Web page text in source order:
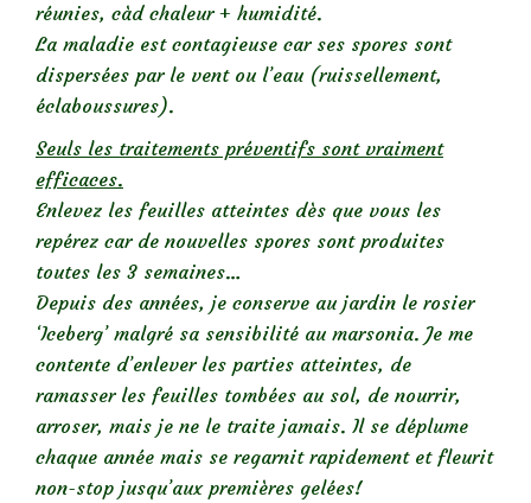
réunies, càd chaleur + humidité.
La maladie est contagieuse car ses spores sont
dispersées par le vent ou l’eau (ruissellement,
éclaboussures).
Seuls les traitements préventifs sont vraiment
efficaces.
Enlevez les feuilles atteintes dès que vous les
repérez car de nouvelles spores sont produites
toutes les 3 semaines…
Depuis des années, je conserve au jardin le rosier
‘Iceberg’ malgré sa sensibilité au marsonia. Je me
contente d’enlever les parties atteintes, de
ramasser les feuilles tombées au sol, de nourrir,
arroser, mais je ne le traite jamais. Il se déplume
chaque année mais se regarnit rapidement et fleurit
non-stop jusqu’aux premières gelées!